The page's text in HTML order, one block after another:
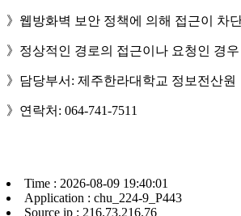
》웹방화벽 보안 정책에 의해 접근이 차
》정상적인 경로의 접근이나 요청인 경
》담당부서: 제주한라대학교 정보전산원
》연락처: 064-741-7511
Time : 2026-08-09 19:40:01
Application : chu_224-9_P443
Source ip : 216.73.216.76